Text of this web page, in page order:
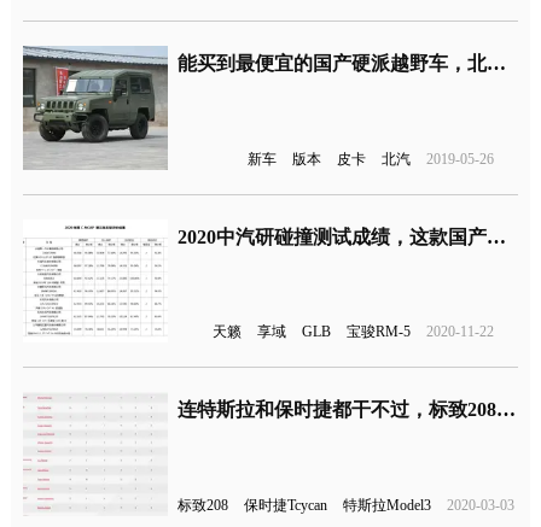
能买到最便宜的国产硬派越野车，北汽制造勇士新车型上市
新车 版本 皮卡 北汽 2019-05-26
2020中汽研碰撞测试成绩，这款国产车型评分最低
天籁 享域 GLB 宝骏RM-5 2020-11-22
连特斯拉和保时捷都干不过，标致208获得2020年度汽车大奖
标致208 保时捷Tcycan 特斯拉Model3 2020-03-03